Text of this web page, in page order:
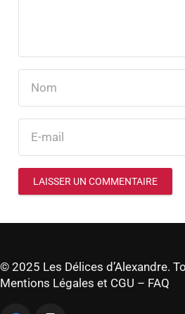
LAISSER UN COMMENTAIRE
© 2025 Les Délices d’Alexandre.
Mentions Légales et CGU – FAQ